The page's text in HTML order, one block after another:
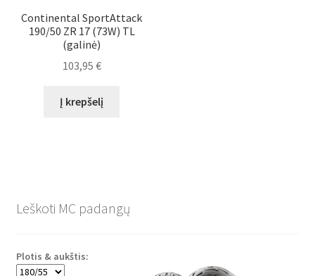
Continental SportAttack
190/50 ZR 17 (73W) TL
(galinė)
103,95 €
Į krepšelį
Leškoti MC padangų
Plotis & aukštis: